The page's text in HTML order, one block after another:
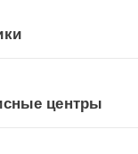
центры